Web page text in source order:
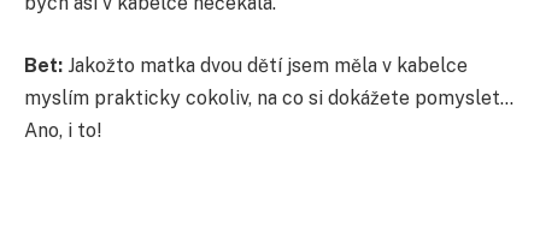
Bet: Jakožto matka dvou dětí jsem měla v kabelce
myslím prakticky cokoliv, na co si dokážete pomyslet…
Ano, i to!